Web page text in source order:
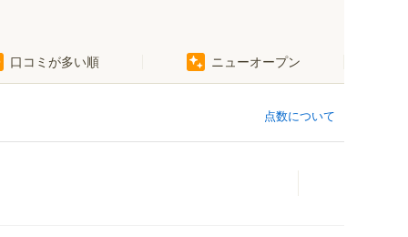
口コミが多い順 ニューオープン
点数について